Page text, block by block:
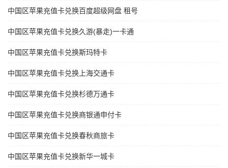
中国区苹果充值卡兑换百度超级网盘 租号
中国区苹果充值卡兑换久游(暴走)一卡通
中国区苹果充值卡兑换斯玛特卡
中国区苹果充值卡兑换上海交通卡
中国区苹果充值卡兑换杉德万通卡
中国区苹果充值卡兑换商银通申付卡
中国区苹果充值卡兑换春秋商旅卡
中国区苹果充值卡兑换新华一城卡